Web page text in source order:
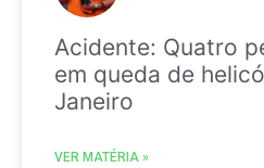
Acidente: Quatro
em queda de
Janeiro
VER MATÉRIA »